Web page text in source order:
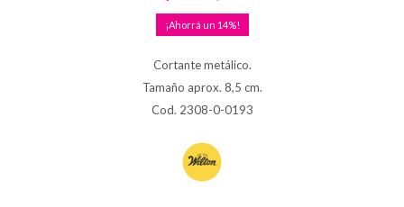
14
Cortante metálico.
Tamaño aprox. 8,5 cm.
Cod. 2308-0-0193